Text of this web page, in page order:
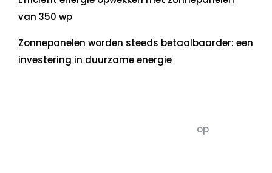
van 350 wp
Zonnepanelen worden steeds betaalbaarder: een
investering in duurzame energie
op